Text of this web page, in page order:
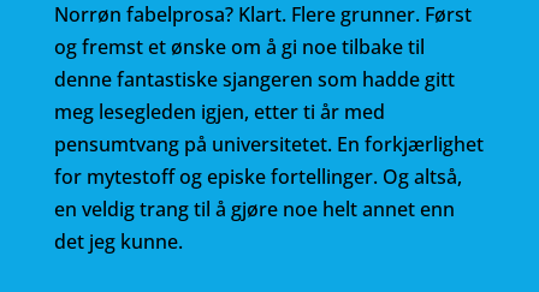
Norrøn fabelprosa? Klart. Flere grunner. Først
og fremst et ønske om å gi noe tilbake til
denne fantastiske sjangeren som hadde gitt
meg lesegleden igjen, etter ti år med
pensumtvang på universitetet. En forkjærlighet
for mytestoff og episke fortellinger. Og altså,
en veldig trang til å gjøre noe helt annet enn
det jeg kunne.